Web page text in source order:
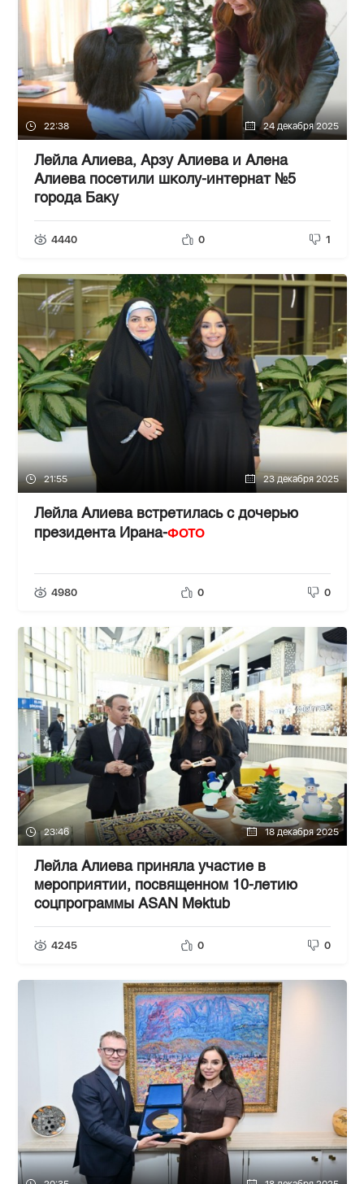
22:38 24 декабря 2025
Лейла Алиева, Арзу Алиева и Алена
Алиева посетили школу-интернат №5
города Баку
4440 0 1
21:55 23 декабря 2025
Лейла Алиева встретилась с дочерью
президента Ирана-ФОТО
4980 0 0
23:46 18 декабря 2025
Лейла Алиева приняла участие в
мероприятии, посвященном 10-летию
соцпрограммы ASAN Məktub
4245 0 0